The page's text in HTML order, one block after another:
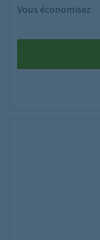
Vous économisez: